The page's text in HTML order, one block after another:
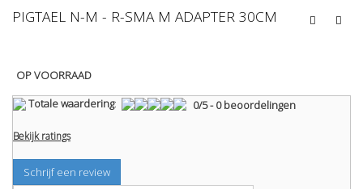
PIGTAEL N-M - R-SMA M ADAPTER 30CM
OP VOORRAAD
Totale waardering: 0/5-0 beoordelingen
Bekijk ratings
Schrijf een review